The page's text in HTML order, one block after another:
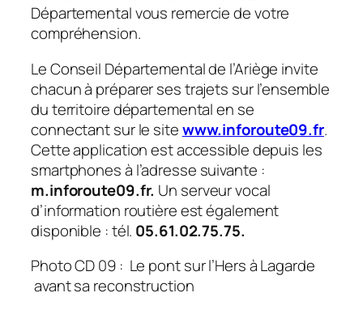
Départemental vous remercie de votre
compréhension.
Le Conseil Départemental de l’Ariège invite
chacun à préparer ses trajets sur l’ensemble
du territoire départemental en se
connectant sur le sitewww.inforoute09.fr.
Cette application est accessible depuis les
smartphones à l’adresse suivante :
m.inforoute09.fr. Un serveur vocal
d’information routière est également
disponible : tél. 05.61.02.75.75.
Photo CD 09: Le pont sur l’Hers à Lagarde
avant sa reconstruction